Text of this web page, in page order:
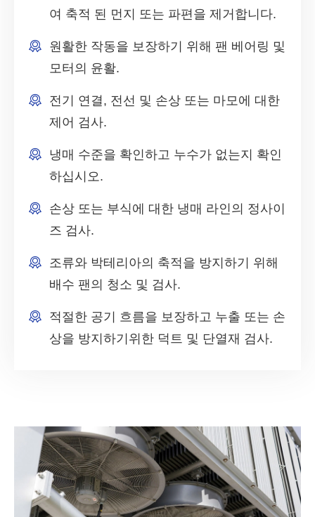
여 축적 된 먼지 또는 파편을 제거합니다.
원활한 작동을 보장하기 위해 팬 베어링 및
모터의 윤활.
전기 연결, 전선 및 손상 또는 마모에 대한
제어 검사.
냉매 수준을 확인하고 누수가 없는지 확인
하십시오.
손상 또는 부식에 대한 냉매 라인의 정사이
즈 검사.
조류와 박테리아의 축적을 방지하기 위해
배수 팬의 청소 및 검사.
적절한 공기 흐름을 보장하고 누출 또는 손
상을 방지하기위한 덕트 및 단열재 검사.